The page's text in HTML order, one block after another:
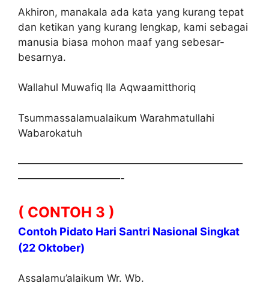
Akhiron, manakala ada kata yang kurang tepat
dan ketikan yang kurang lengkap, kami sebagai
manusia biasa mohon maaf yang sebesar-
besarnya.
Wallahul Muwafiq Ila Aqwaamitthoriq
Tsummassalamualaikum Warahmatullahi
Wabarokatuh
——————————————————————
——————————-
( CONTOH 3 )
Contoh Pidato Hari Santri Nasional Singkat
(22 Oktober)
Assalamu’alaikum Wr. Wb.